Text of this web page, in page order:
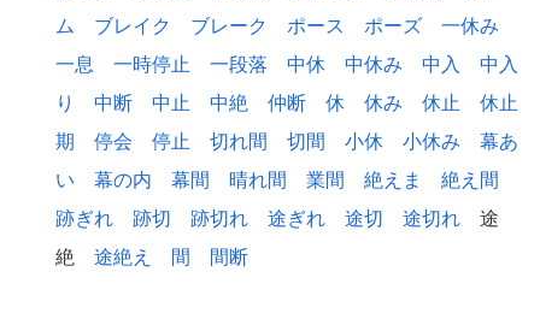
ム
ブレイク ブレーク ポース ポーズ
一休み
一息
一時停止 一段落 中休 中休み 中入
中入
り
中断 中止 中絶 仲断 休 休み 休止
休止
期
停会 停止 切れ間 切間 小休 小休み
幕あ
い
幕の内 幕間 晴れ間 業間 絶えま
絶え間
跡ぎれ
跡切 跡切れ 途ぎれ 途切 途切れ 途
絶 途絶え 間 間断